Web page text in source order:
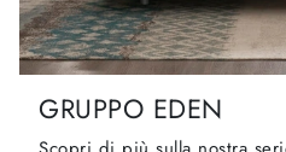
GRUPPO EDEN